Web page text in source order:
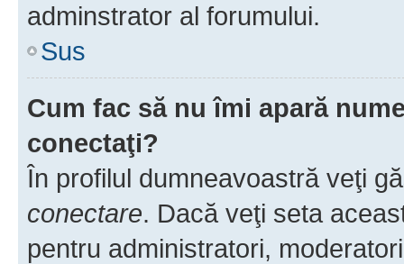
adminstrator al forumului.
Sus
Cum fac să nu îmi apară
conectaţi?
În profilul dumneavoastră veţi
conectare. Dacă veţi seta
pentru administratori,